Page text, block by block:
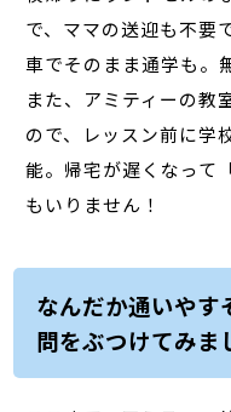
で、ママの送迎も不要
車でそのまま通学も。
また、アミティーの教
ので、レッスン前に学
能。帰宅が遅くなって
もいりません！
なんだか通いや
問をぶつけてみま